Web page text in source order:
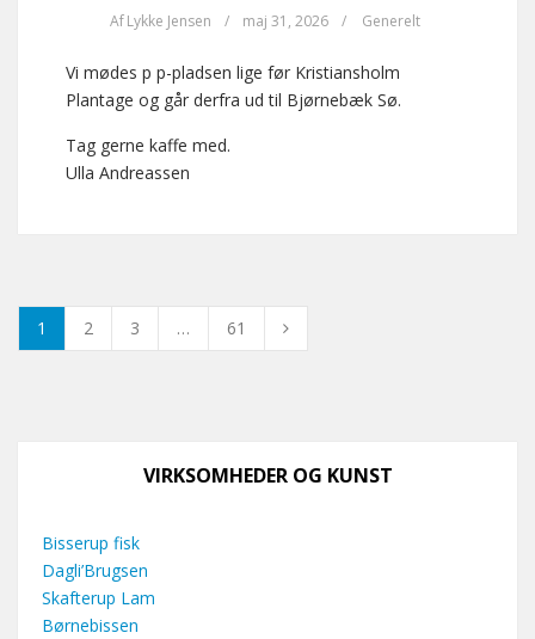
Af Lykke Jensen / maj 31, 2026 / Generelt
Vi mødes p p-pladsen lige før Kristiansholm
Plantage og går derfra ud til Bjørnebæk Sø.
Tag gerne kaffe med.
Ulla Andreassen
1 2 3 … 61
VIRKSOMHEDER OG KUNST
Bisserup fisk
Dagli’Brugsen
Skafterup Lam
Børnebissen